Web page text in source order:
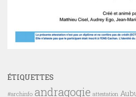
ÉTIQUETTES
#archinfo andragogie attestation